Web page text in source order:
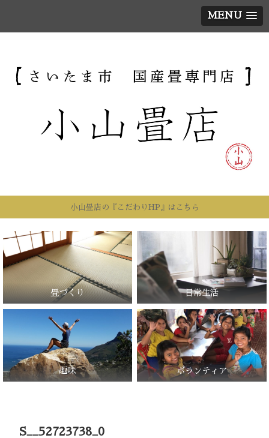
MENU
小山畳店の『こだわりHP』はこちら
畳づくり 日常生活
趣味 ボランティア
S__52723738_0